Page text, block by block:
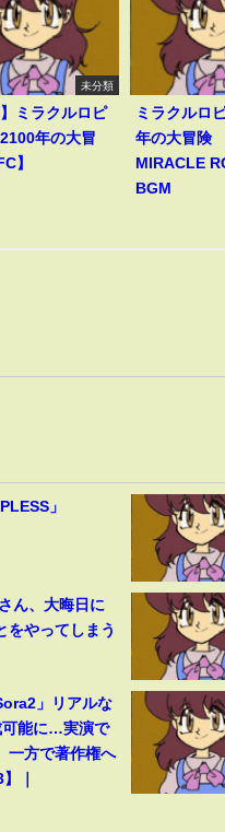
未分類
】ミラクルロピ
年の大冒
】
ミラクルロ
年の大冒険
MIRACLE
BGM
」
ん、大晦日に
をやってしまう
」リアルな
可能に…実演で
方で著作権へ
｜